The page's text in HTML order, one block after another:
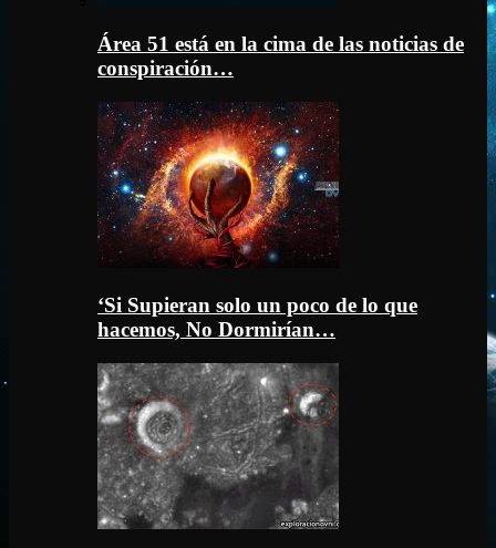
Área 51 está en la cima de las noticias de
conspiración…
‘Si Supieran solo un poco de lo que
hacemos, No Dormirían…